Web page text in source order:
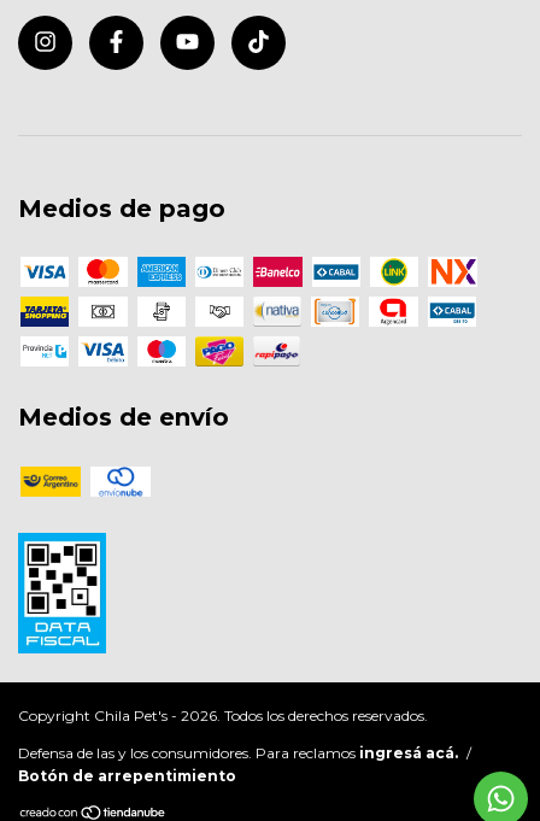
Medios de pago
Medios de envío
Copyright Chila Pet's - 2026. Todos los derechos reservados.
Defensa de las y los consumidores. Para reclamos ingresá acá. /
Botón de arrepentimiento